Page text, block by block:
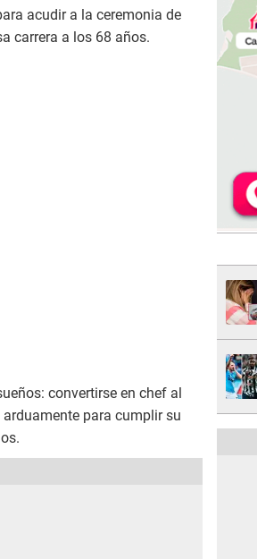
acudir a la ceremonia de
carrera a los 68 años.
convertirse en chef al
para cumplir su